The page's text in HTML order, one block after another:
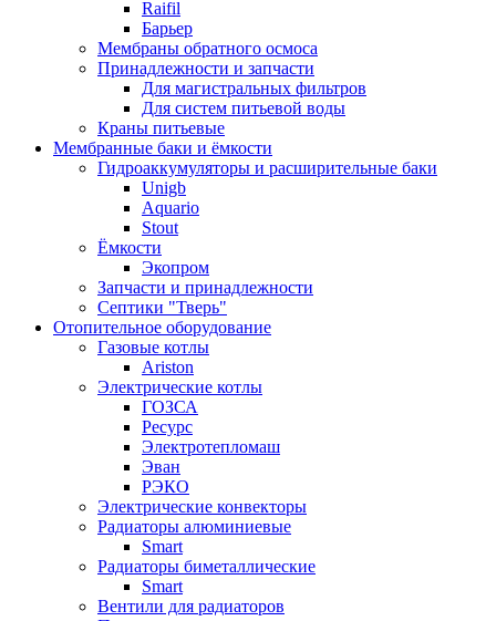
Raifil
Барьер
Мембраны обратного осмоса
Принадлежности и запчасти
Для магистральных фильтров
Для систем питьевой воды
Краны питьевые
Мембранные баки и ёмкости
Гидроаккумуляторы и расширительные баки
Unigb
Aquario
Stout
Ёмкости
Экопром
Запчасти и принадлежности
Септики "Тверь"
Отопительное оборудование
Газовые котлы
Ariston
Электрические котлы
ГОЗСА
Ресурс
Электротепломаш
Эван
РЭКО
Электрические конвекторы
Радиаторы алюминиевые
Smart
Радиаторы биметаллические
Smart
Вентили для радиаторов